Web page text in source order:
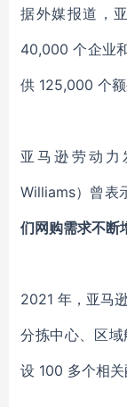
据外媒报道，
40,000 个企业
供 125,000 个额
亚马逊劳动力
Williams）曾表
们网购需求不断
2021 年，亚马
分拣中心、区
设 100 多个相关